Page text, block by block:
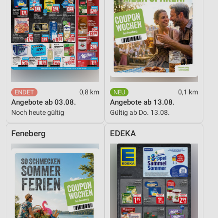
0,8 km
Angebote ab 03.08.
Noch heute gültig
0,1 km
Angebote ab 13.08.
Gültig ab Do. 13.08.
Feneberg EDEKA
Verwendung reduzierter Daten zur Auswahl von
Inhalten
IAB-Besonderheiten:
Verwendung genauer Standortdaten
Geräte anhand von aktiv angeforderten
Informationen identifizieren
Nicht-IAB-Verarbeitungszwecke:
Notwendig
Funktional
Werbung